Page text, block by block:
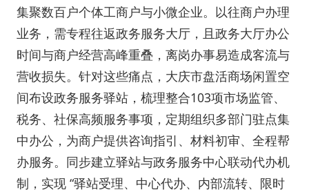
集聚数百户个体工商户与小微企业。以往商户办理
业务，需专程往返政务服务大厅，且政务大厅办公
时间与商户经营高峰重叠，离岗办事易造成客流与
营收损失。针对这些痛点，大庆市盘活商场闲置空
间布设政务服务驿站，梳理整合103项市场监管、
税务、社保高频服务事项，定期组织多部门驻点集
中办公，为商户提供咨询指引、材料初审、全程帮
办服务。同步建立驿站与政务服务中心联动代办机
制，实现 “驿站受理、中心代办、内部流转、限时